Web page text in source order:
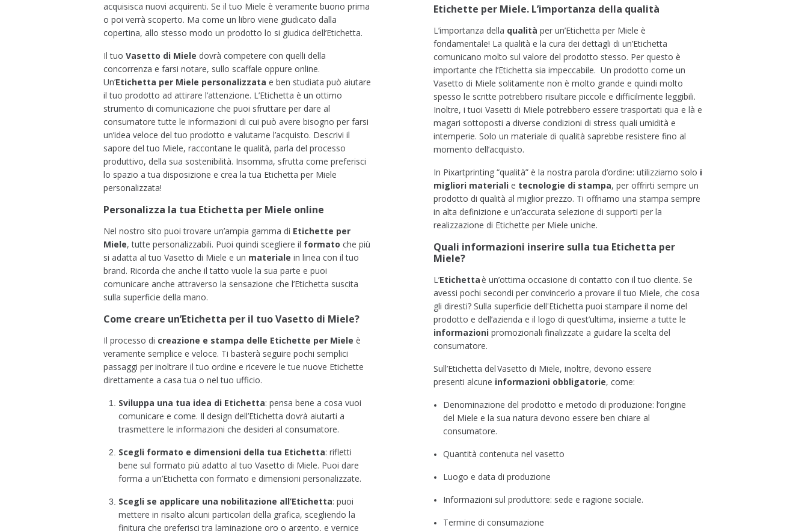
acquisisca nuovi acquirenti. Se il tuo Miele è veramente buono prima
o poi verrà scoperto. Ma come un libro viene giudicato dalla
copertina, allo stesso modo un prodotto lo si giudica dell’Etichetta.
Il tuo Vasetto di Miele dovrà competere con quelli della
concorrenza e farsi notare, sullo scaffale oppure online.
Un’Etichetta per Miele personalizzata e ben studiata può aiutare
il tuo prodotto ad attirare l’attenzione. L’Etichetta è un ottimo
strumento di comunicazione che puoi sfruttare per dare al
consumatore tutte le informazioni di cui può avere bisogno per farsi
un’idea veloce del tuo prodotto e valutarne l’acquisto. Descrivi il
sapore del tuo Miele, raccontane le qualità, parla del processo
produttivo, della sua sostenibilità. Insomma, sfrutta come preferisci
lo spazio a tua disposizione e crea la tua Etichetta per Miele
personalizzata!
Personalizza la tua Etichetta per Miele online
Nel nostro sito puoi trovare un’ampia gamma di Etichette per
Miele, tutte personalizzabili. Puoi quindi scegliere il formato che più
si adatta al tuo Vasetto di Miele e un materiale in linea con il tuo
brand. Ricorda che anche il tatto vuole la sua parte e puoi
comunicare anche attraverso la sensazione che l’Etichetta suscita
sulla superficie della mano.
Come creare un’Etichetta per il tuoVasetto di Miele?
Il processo di creazione e stampa delle Etichette per Miele è
veramente semplice e veloce. Ti basterà seguire pochi semplici
passaggi per inoltrare il tuo ordine e ricevere le tue nuove Etichette
direttamente a casa tua o nel tuo ufficio.
Sviluppa una tua idea di Etichetta: pensa bene a cosa vuoi
comunicare e come. Il design dell’Etichetta dovrà aiutarti a
trasmettere le informazioni che desideri al consumatore.
Scegli formato e dimensioni della tua Etichetta: rifletti
bene sul formato più adatto al tuo Vasetto di Miele. Puoi dare
forma a un’Etichetta con formato e dimensioni personalizzate.
Scegli se applicare una nobilitazione all’Etichetta: puoi
mettere in risalto alcuni particolari della grafica, scegliendo la
finitura che preferisci tra laminazione oro o argento, e vernice
Etichette per Miele. L’importanza della qualità
L’importanza della qualità per un’Etichetta per Miele è
fondamentale! La qualità e la cura dei dettagli di un’Etichetta
comunicano molto sul valore del prodotto stesso. Per questo è
importante che l’Etichetta sia impeccabile. Un prodotto come un
Vasetto di Miele solitamente non è molto grande e quindi molto
spesso le scritte potrebbero risultare piccole e difficilmente leggibili.
Inoltre, i tuoi Vasetti di Miele potrebbero essere trasportati qua e là e
magari sottoposti a diverse condizioni di stress quali umidità e
intemperie. Solo un materiale di qualità saprebbe resistere fino al
momento dell’acquisto.
In Pixartprinting “qualità” è la nostra parola d’ordine: utilizziamo solo i
migliori materiali e tecnologie di stampa, per offrirti sempre un
prodotto di qualità al miglior prezzo. Ti offriamo una stampa sempre
in alta definizione e un’accurata selezione di supporti per la
realizzazione di Etichette per Miele uniche.
Quali informazioni inserire sulla tua Etichetta per
Miele?
L’Etichettaè un’ottima occasione di contatto con il tuo cliente. Se
avessi pochi secondi per convincerlo a provare il tuo Miele, che cosa
gli diresti? Sulla superficie dell'Etichetta puoi stampare il nome del
prodotto e dell’azienda e il logo di quest’ultima, insieme a tutte le
informazioni promozionali finalizzate a guidare la scelta del
consumatore.
Sull’Etichetta del Vasetto di Miele, inoltre, devono essere
presenti alcune informazioni obbligatorie, come:
Denominazione del prodotto e metodo di produzione: l’origine
del Miele e la sua natura devono essere ben chiare al
consumatore.
Quantità contenuta nel vasetto
Luogo e data di produzione
Informazioni sul produttore: sede e ragione sociale.
Termine di consumazione